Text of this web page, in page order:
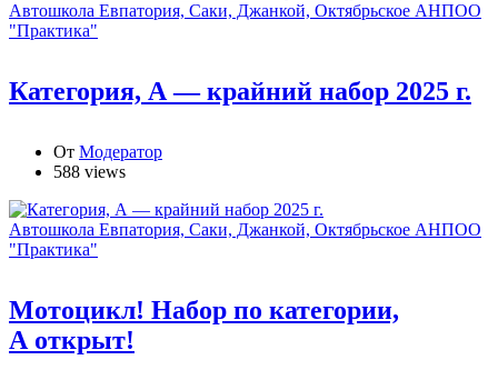
Автошкола Евпатория, Саки, Джанкой, Октябрьское АНПОО
"Практика"
Категория, А — крайний набор 2025 г.
От Модератор
588 views
Автошкола Евпатория, Саки, Джанкой, Октябрьское АНПОО
"Практика"
Мотоцикл! Набор по категории,
А открыт!